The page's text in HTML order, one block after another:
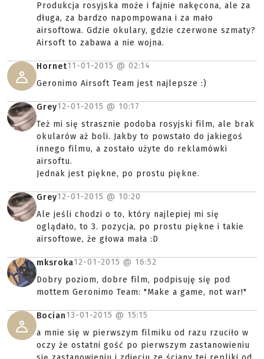
Produkcja rosyjska może i fajnie nakęcona, ale za
długa, za bardzo napompowana i za mało
airsoftowa. Gdzie okulary, gdzie czerwone szmaty?
Airsoft to zabawa a nie wojna.
Hornet11-01-2015 @ 02:14
Geronimo Airsoft Team jest najlepsze :)
Grey12-01-2015 @ 10:17
Też mi się strasznie podoba rosyjski film, ale brak
okularów aż boli. Jakby to powstało do jakiegoś
innego filmu, a zostało użyte do reklamówki
airsoftu.
Jednak jest piękne, po prostu piękne.
Grey12-01-2015 @ 10:20
Ale jeśli chodzi o to, który najlepiej mi się
oglądało, to 3. pozycja, po prostu piękne i takie
airsoftowe, że głowa mała :D
mksroka12-01-2015 @ 16:52
Dobry poziom, dobre film, podpisuję się pod
mottem Geronimo Team: "Make a game, not war!"
Bocian13-01-2015 @ 15:15
a mnie się w pierwszym filmiku od razu rzuciło w
oczy że ostatni gość po pierwszym zastanowieniu